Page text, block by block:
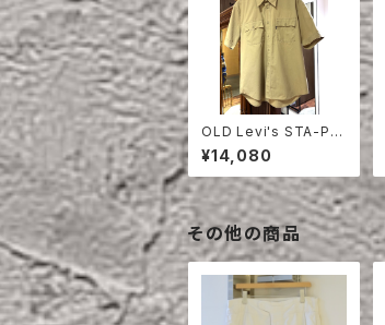
OLD Levi's STA-PR
EST HALF SLEEVE S
HIRT
¥14,080
その他の商品